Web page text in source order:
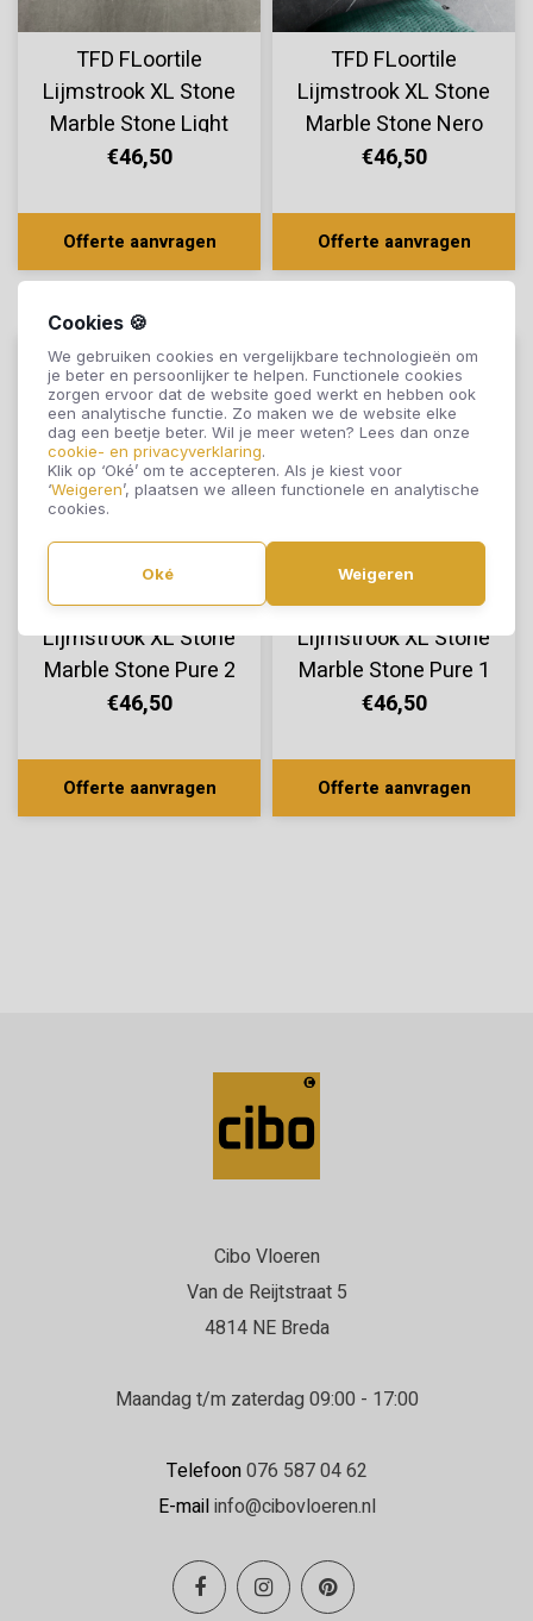
Cookies 🍪
We gebruiken cookies en vergelijkbare technologieën om
je beter en persoonlijker te helpen. Functionele cookies
zorgen ervoor dat de website goed werkt en hebben ook
een analytische functie. Zo maken we de website elke
dag een beetje beter. Wil je meer weten? Lees dan onze
cookie- en privacyverklaring.
Klik op ‘Oké’ om te accepteren. Als je kiest voor
‘Weigeren’, plaatsen we alleen functionele en analytische
cookies.
Oké Weigeren
TFD FLoortile
Lijmstrook XL Stone
Marble Stone Light
Grey
€46,50
Offerte aanvragen
TFD FLoortile
Lijmstrook XL Stone
Marble Stone Nero
€46,50
Offerte aanvragen
TFD FLoortile
Lijmstrook XL Stone
Marble Stone Pure 2
€46,50
Offerte aanvragen
TFD FLoortile
Lijmstrook XL Stone
Marble Stone Pure 1
€46,50
Offerte aanvragen
Cibo Vloeren
Van de Reijtstraat 5
4814 NE Breda
Maandag t/m zaterdag 09:00 - 17:00
Telefoon076 587 04 62
E-mailinfo@cibovloeren.nl